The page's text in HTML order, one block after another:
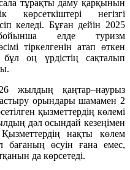
тұрақты даму қарқынын
көрсеткіштері негізгі
келеді. Бұған дейін 2025
елде туризм
тіркелгенін атап өткен
оң үрдістің сақталып
жылдың қаңтар–наурыз
орындары шамамен 2
қызметтердің көлемі
дәл осындай кезеңімен
нақты көлем
бағаның өсуін ғана емес,
да көрсетеді.